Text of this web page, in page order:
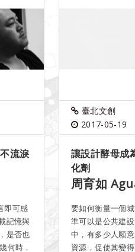
流淚
即可感
記憶與
是否也
何時，
臺北文創
2017-05-19
讓設計酵母成
化劑
周育如
要如何衡量一個
準可以是公共建
中，有多少人願
資源，促使其變